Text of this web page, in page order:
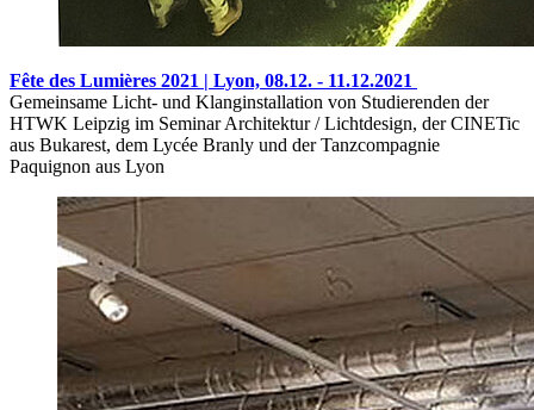
Fête des Lumières 2021 | Lyon, 08.12. - 11.12.2021
Gemeinsame Licht- und Klanginstallation von Studierenden der
HTWK Leipzig im Seminar Architektur / Lichtdesign, der CINETic
aus Bukarest, dem Lycée Branly und der Tanzcompagnie
Paquignon aus Lyon